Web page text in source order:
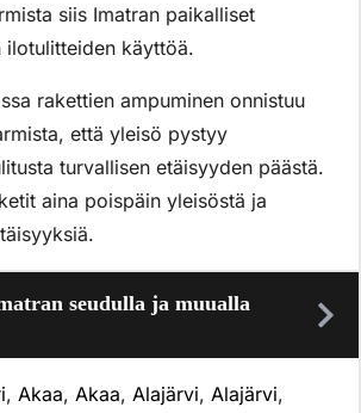
siis Imatran paikalliset
ilotulitteiden käyttöä.
rakettien ampuminen onnistuu
että yleisö pystyy
turvallisen etäisyyden päästä.
aina poispäin yleisöstä ja
seudulla ja muualla
, Akaa, Akaa, Alajärvi, Alajärvi,